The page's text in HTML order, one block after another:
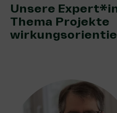
Unsere
Thema Projekte